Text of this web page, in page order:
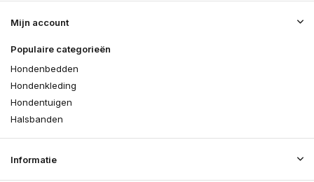
Mijn account
Populaire categorieën
Hondenbedden
Hondenkleding
Hondentuigen
Halsbanden
Informatie